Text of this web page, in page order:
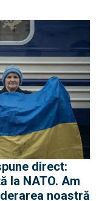
direct:
la NATO. Am
noastră